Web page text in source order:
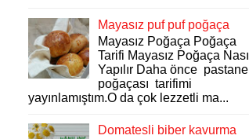
Mayasız puf puf poğaça
Mayasız Poğaça Poğaça
Tarifi Mayasız Poğaça Nasıl
Yapılır Daha önce pastane
poğaçası tarifimi
yayınlamıştım.O da çok lezzetli ma...
Domatesli biber kavurma